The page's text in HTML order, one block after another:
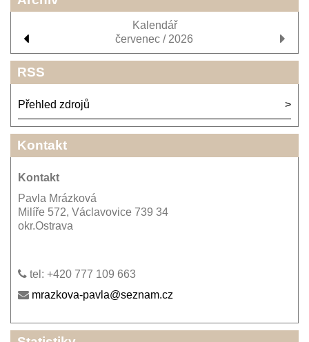
Kalendář
červenec / 2026
RSS
Přehled zdrojů
Kontakt
Kontakt
Pavla Mrázková
Milíře 572, Václavovice 739 34
okr.Ostrava
tel: +420 777 109 663
mrazkova-pavla@seznam.cz